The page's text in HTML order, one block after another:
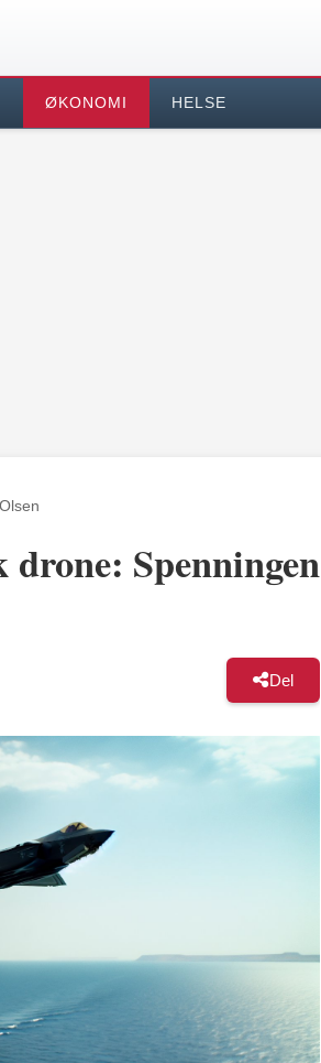
ØKONOMI HELSE
Spenningen
Del